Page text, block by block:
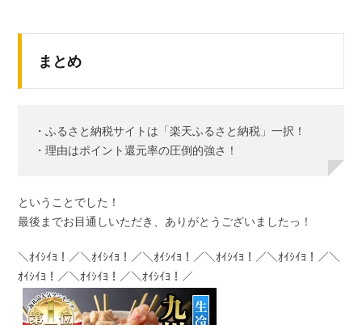
まとめ
・ふるさと納税サイトは「楽天ふるさと納税」一択！
・理由はポイント還元率の圧倒的強さ！
ということでした！
最後までお目通しいただき、ありがとうございましたっ！
＼ｵｲｼｲﾖ！／＼ｵｲｼｲﾖ！／＼ｵｲｼｲﾖ！／＼ｵｲｼｲﾖ！／＼ｵｲｼｲﾖ！／＼
ｵｲｼｲﾖ！／＼ｵｲｼｲﾖ！／＼ｵｲｼｲﾖ！／